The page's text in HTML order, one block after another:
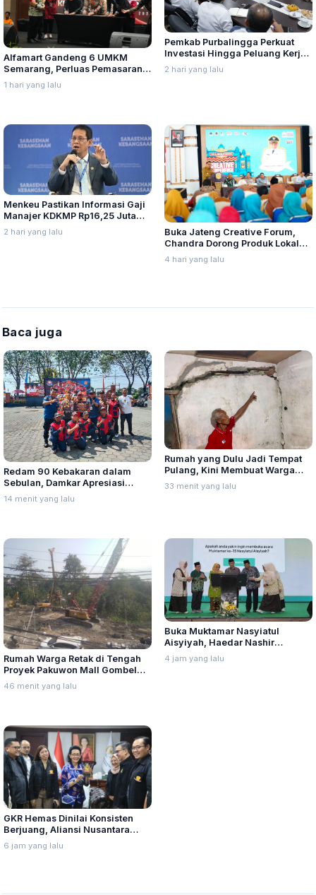
Alfamart Gandeng 6 UMKM
Semarang, Perluas Pemasaran
Produk Lokal
1 hari yang lalu
Pemkab Purbalingga Perkuat
Investasi Hingga Peluang Kerja
di Jepang
2 hari yang lalu
Menkeu Pastikan Informasi Gaji
Manajer KDKMP Rp16,25 Juta
Tidak Benar
2 hari yang lalu
Buka Jateng Creative Forum,
Chandra Dorong Produk Lokal
Pati Naik Kelas
4 hari yang lalu
Baca juga
Redam 90 Kebakaran dalam
Sebulan, Damkar Apresiasi
Relawan Melalui Lomba Redkar
Agustusan
14 menit yang lalu
Rumah yang Dulu Jadi Tempat
Pulang, Kini Membuat Warga
Gombel Lama Takut Terlelap
33 menit yang lalu
Rumah Warga Retak di Tengah
Proyek Pakuwon Mall Gombel
Lama, FAR Desak DLH Buka Data
Kondisi Awal
46 menit yang lalu
Buka Muktamar Nasyiatul
Aisyiyah, Haedar Nashir
Ingatkan Berorganisasi Untuk
Perjuangkan Nilai, Bukan
4 jam yang lalu
GKR Hemas Dinilai Konsisten
Berjuang, Aliansi Nusantara
Berikan Penghargaan Sebagai
Perempuan Pejuang Otonomi
6 jam yang lalu